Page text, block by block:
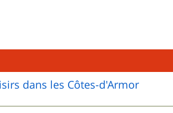
dans les Côtes-d'Armor